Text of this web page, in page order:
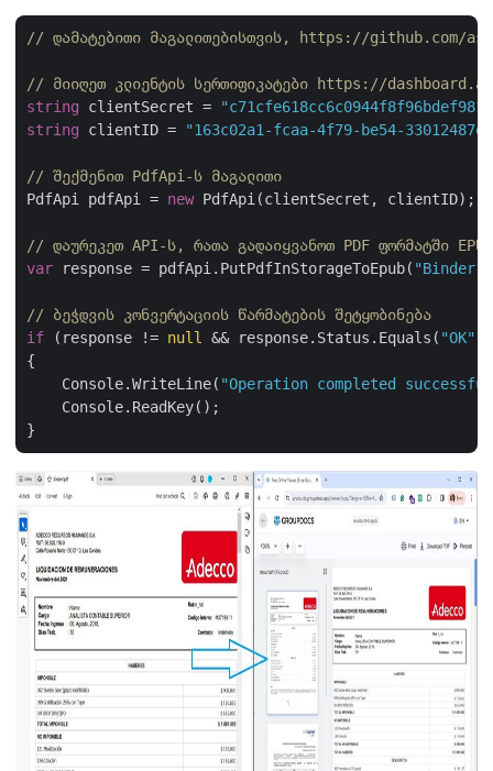
// დამატებითი მაგალითებისთვის, https://github.com/
// მიიღეთ კლიენტის სერთიფიკატები https://
string clientSecret =
string clientID = "163c02a1-fcaa-4f79-be54-
// შექმენით PdfApi-ს მაგალითი
PdfApi pdfApi = new PdfApi(clientSecret, clientID);
// დაურეკეთ API-ს, რათა გადაიყვანოთ PDF ფორმატში
var response = pdfApi.PutPdfInStorageToEpub(
// ბეჭდვის კონვერტაციის წარმატების შეტყობინება
if (response != null && response.Status.Equals( "OK"
{
    Console.WriteLine(
"Operation completed
    Console.ReadKey();